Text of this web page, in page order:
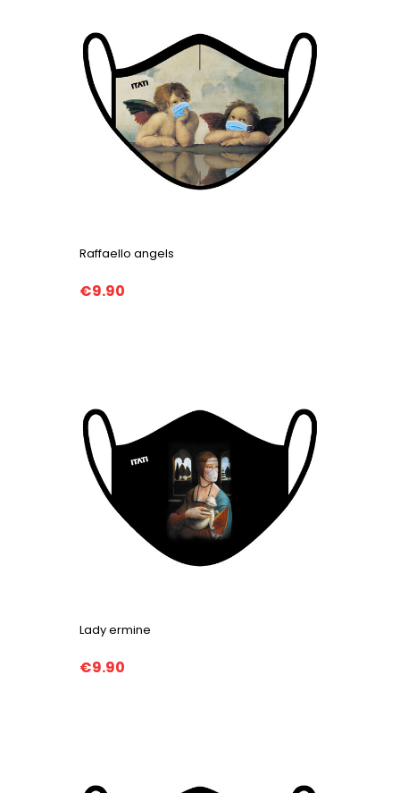
Raffaello angels
€9.90
Lady ermine
€9.90